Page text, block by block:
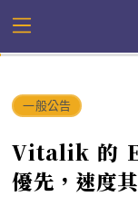
一般公告
Vitalik 的
優先，速度